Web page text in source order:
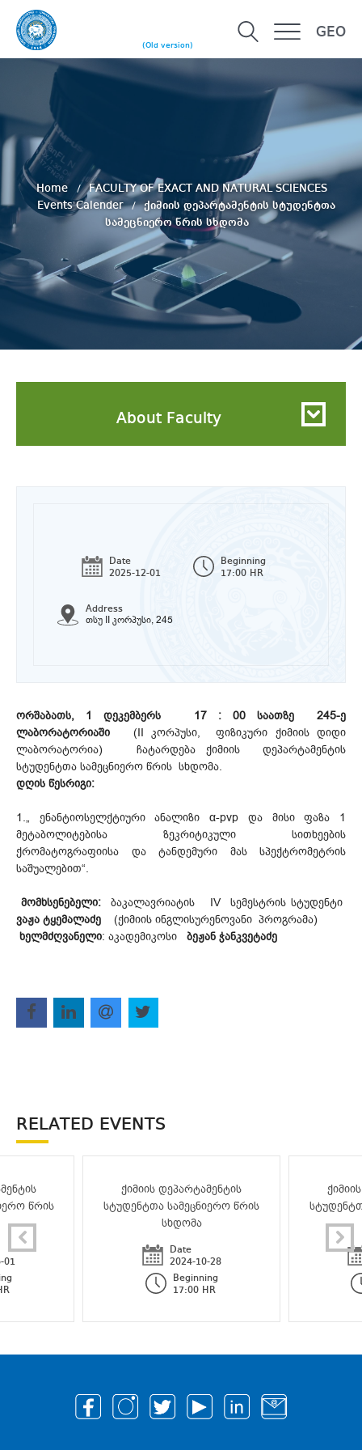
(Old version)
GEO
Home
FACULTY OF EXACT AND NATURAL SCIENCES
Events Calender
ქიმიის დეპარტამენტის სტუდენტთა
სამეცნიერო წრის სხდომა
About Faculty
Date
2025-12-01
Beginning
17:00 HR
Address
თსუ II კორპუსი, 245
ორშაბათს, 1 დეკემბერს 17 : 00 საათზე 245-ე
ლაბორატორიაში
(II კორპუსი, ფიზიკური ქიმიის დიდი
ლაბორატორია) ჩატარდება ქიმიის დეპარტამენტის
სტუდენტთა სამეცნიერო წრის სხდომა.
დღის წესრიგი:
1.„ ენანტიოსელქტიური ანალიზი α-pvp და მისი ფაზა 1
მეტაბოლიტებისა ზეკრიტიკული სითხეების
ქრომატოგრაფიისა და ტანდემური მას სპექტრომეტრის
საშუალებით“.
მომხსენებელი:
ბაკალავრიატის IV სემესტრის სტუდენტი
ვაჟა ტყემალაძე
(ქიმიის ინგლისურენოვანი პროგრამა)
ხელმძღვანელი: აკადემიკოსი ბეჟან ჭანკვეტაძე
RELATED EVENTS
წრის
01
ქიმიის დეპარტამენტის
სტუდენტთა სამეცნიერო წრის
სხდომა
Date
2024-10-28
Beginning
17:00 HR